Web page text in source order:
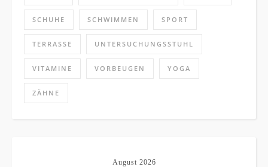
SCHUHE SCHWIMMEN SPORT
TERRASSE UNTERSUCHUNGSSTUHL
VITAMINE VORBEUGEN YOGA
ZÄHNE
August 2026